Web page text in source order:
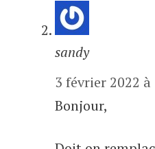
sandy
3 février 2022
Bonjour,